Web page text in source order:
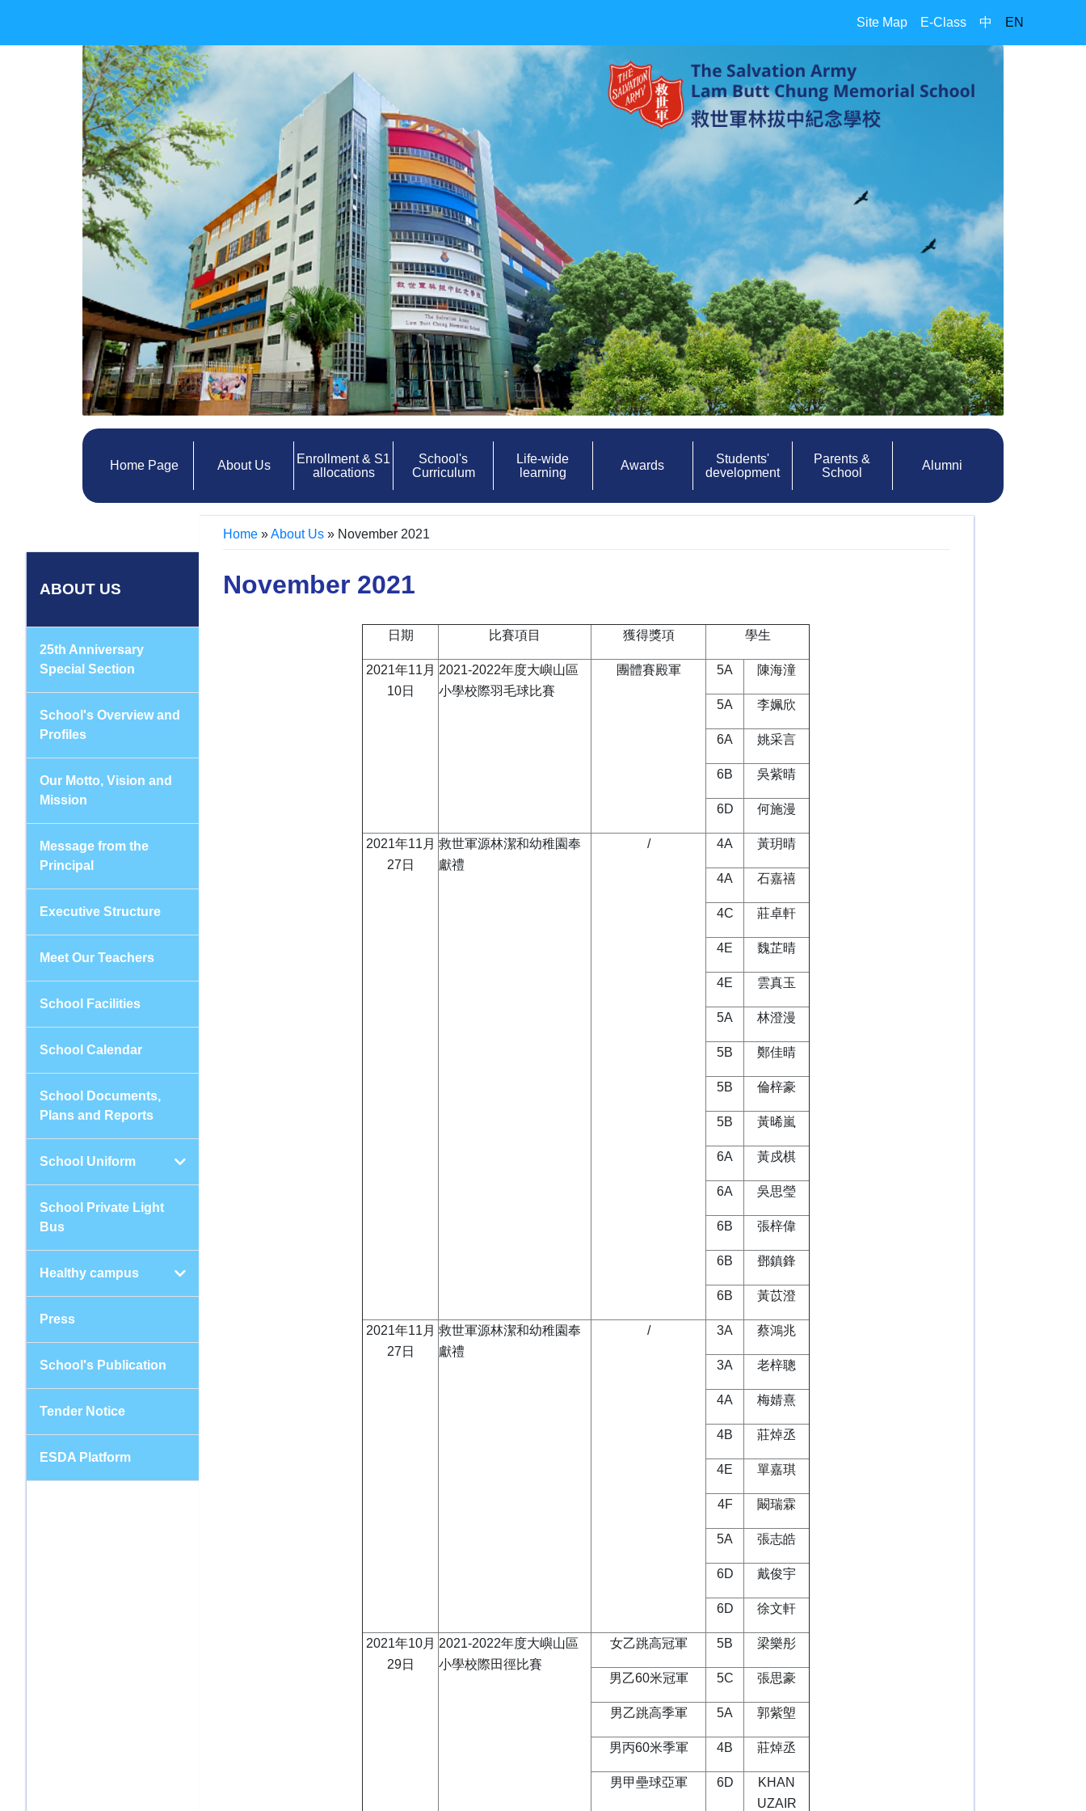
Site Map E-Class 中 EN
Home Page About Us
Enrollment & S1
allocations
School's
Curriculum
Life-wide
learning
Awards
Students'
development
Parents &
School
Alumni
ABOUT US
25th Anniversary
Special Section
School's Overview and
Profiles
Our Motto, Vision and
Mission
Message from the
Principal
Executive Structure
Meet Our Teachers
School Facilities
School Calendar
School Documents,
Plans and Reports
School Uniform
School Private Light
Bus
Healthy campus
Press
School's Publication
Tender Notice
ESDA Platform
Home »About Us » November 2021
November 2021
日期 比賽項目 獲得獎項 學生
2021年11月
10日
2021-2022年度大嶼山區
小學校際羽毛球比賽
團體賽殿軍 5A 陳海潼
5A 李姵欣
6A 姚采言
6B 吳紫晴
6D 何施漫
2021年11月
27日
救世軍源林潔和幼稚園奉
獻禮
/ 4A 黃玥晴
4A 石嘉禧
4C 莊卓軒
4E 魏芷晴
4E 雲真玉
5A 林澄漫
5B 鄭佳晴
5B 倫梓豪
5B 黃晞嵐
6A 黃戍棋
6A 吳思瑩
6B 張梓偉
6B 鄧鎮鋒
6B 黃苡澄
2021年11月
27日
救世軍源林潔和幼稚園奉
獻禮
/ 3A 蔡鴻兆
3A 老梓聰
4A 梅婧熹
4B 莊焯丞
4E 單嘉琪
4F 闞瑞霖
5A 張志皓
6D 戴俊宇
6D 徐文軒
2021年10月
29日
2021-2022年度大嶼山區
小學校際田徑比賽
女乙跳高冠軍 5B 梁樂彤
男乙60米冠軍 5C 張思豪
男乙跳高季軍 5A 郭紫塱
男丙60米季軍 4B 莊焯丞
男甲壘球亞軍 6D
KHAN
UZAIR